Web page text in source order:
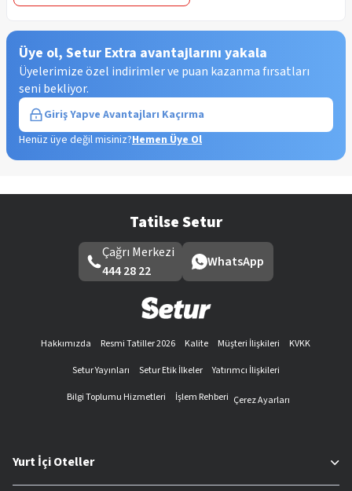
Üye ol, Setur Extra avantajlarını yakala
Üyelerimize özel indirimler ve puan kazanma fırsatları
seni bekliyor.
Giriş Yapve Avantajları Kaçırma
Henüz üye değil misiniz?Hemen Üye Ol
Tatilse Setur
Çağrı Merkezi
444 28 22
WhatsApp
Hakkımızda Resmi Tatiller 2026 Kalite Müşteri İlişkileri
KVKK
Setur Yayınları
Setur Etik İlkeler
Yatırımcı İlişkileri
Bilgi Toplumu Hizmetleri
İşlem Rehberi Çerez Ayarları
Yurt İçi Oteller